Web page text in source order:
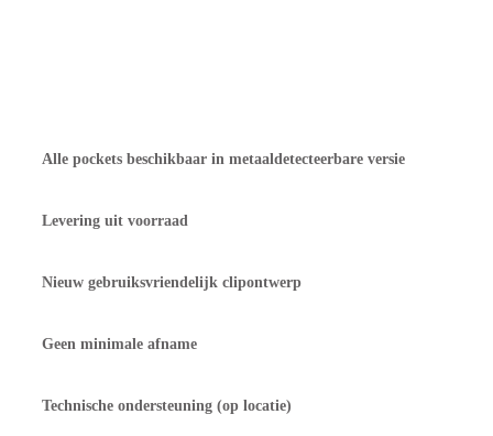
Alle pockets beschikbaar in metaaldetecteerbare versie
Levering uit voorraad
Nieuw gebruiksvriendelijk clipontwerp
Geen minimale afname
Technische ondersteuning (op locatie)